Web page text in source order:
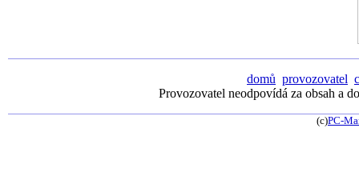
domů provozovatel
Provozovatel neodpovídá za obsah a
(c)PC-